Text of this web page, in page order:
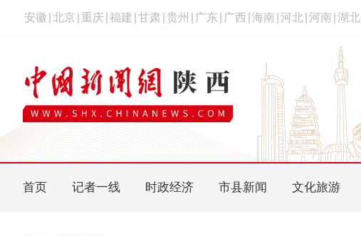
安徽 北京 重庆 福建 甘肃 贵州 广东 广西 海南 河北 河南 湖北
首页 记者一线 时政经济 市县新闻 文化旅游